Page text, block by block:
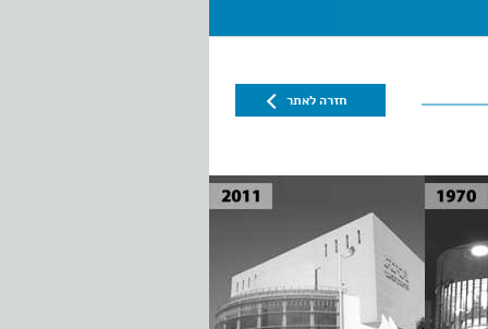
חזרה לאתר